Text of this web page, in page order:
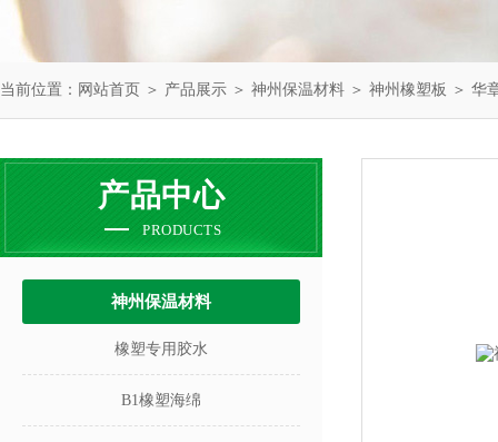
当前位置： 网站首页 ＞ 产品展示 ＞ 神州保温材料 ＞ 神州橡塑板 ＞ 华
产品中心
PRODUCTS
神州保温材料
橡塑专用胶水
B1橡塑海绵